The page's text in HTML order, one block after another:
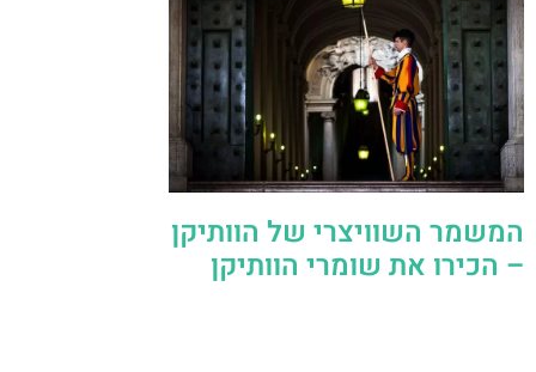
המשמר השוויצרי של הוותיקן
– הכירו את שומרי הוותיקן